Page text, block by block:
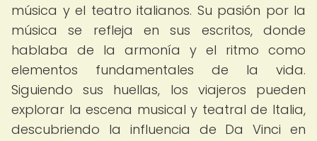
música y el teatro italianos. Su pasión por la
música se refleja en sus escritos, donde
hablaba de la armonía y el ritmo como
elementos fundamentales de la vida.
Siguiendo sus huellas, los viajeros pueden
explorar la escena musical y teatral de Italia,
descubriendo la influencia de Da Vinci en